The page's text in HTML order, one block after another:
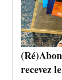
recevez